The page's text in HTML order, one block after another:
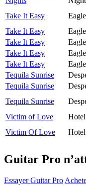
Take It Easy
Take It Easy
Take It Easy
Take It Easy
Take It Easy
Tequila Sunrise
Tequila Sunrise
Tequila Sunrise
Victim of Love
Victim Of Love
Guitar Pro
Essayer Guitar Pro